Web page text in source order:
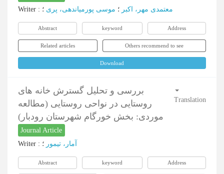
Writer : معتمدی مهر، اکبر ؛ موسی پورمیاندهی، پری ؛
Abstract keyword Address
Related articles Others recommend to see
Download
بررسی و تحلیل گسترش خانه های
روستایی در نواحی روستایی (مطالعه
موردی: بخش خورگام شهرستان رودبار)
Journal Article
Translation
Writer : آمار، تیمور ؛
Abstract keyword Address